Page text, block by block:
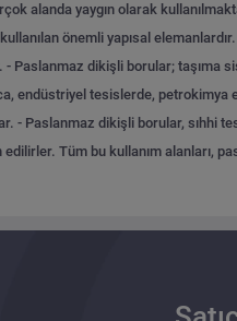
alanda yaygın olarak
önemli yapısal
- Paslanmaz dikişli borular; taşıma
endüstriyel tesislerde, petrokimya
- Paslanmaz dikişli borular, sıhhi
Tüm bu kullanım alanları,